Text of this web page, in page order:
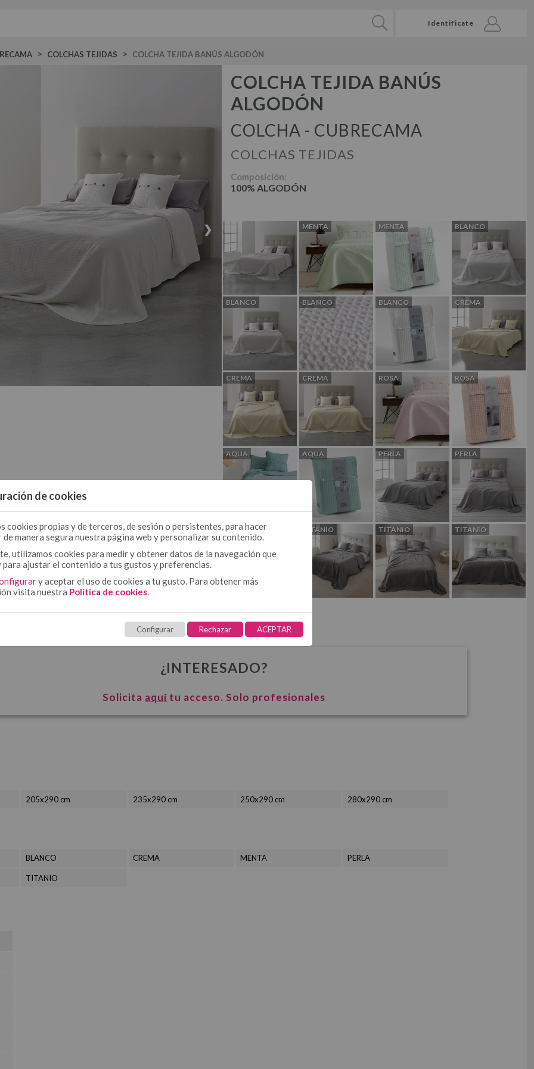
Identificate
> COLCHAS TEJIDAS > COLCHA TEJIDA BANÚS ALGODÓN
❯
COLCHA TEJIDA BANÚS
ALGODÓN
COLCHA - CUBRECAMA
COLCHAS TEJIDAS
Composición:
100% ALGODÓN
MENTA MENTA BLANCO
BLANCO BLANCO BLANCO CREMA
CREMA CREMA ROSA ROSA
AQUA AQUA PERLA PERLA
PERLA TITANIO TITANIO TITANIO
¿INTERESADO?
Solicita aquí tu acceso. Solo profesionales
205x290 cm 235x290 cm 250x290 cm 280x290 cm
BLANCO CREMA MENTA PERLA
TITANIO
de cookies
cookies propias y de terceros, de sesión o persistentes, para hacer
manera segura nuestra página web y personalizar su contenido.
utilizamos cookies para medir y obtener datos de la navegación que
para ajustar el contenido a tus gustos y preferencias.
y aceptar el uso de cookies a tu gusto. Para obtener más
visita nuestra Política de cookies
Configurar Rechazar ACEPTAR